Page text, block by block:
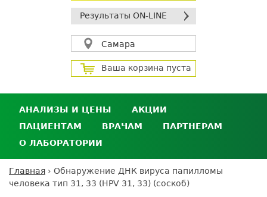
Результаты ON-LINE
Самара
Ваша корзина пуста
АНАЛИЗЫ И ЦЕНЫ
Анализы и цены
Где сдать анализы
Выезд на дом
Подготовка к анализам
АКЦИИ
ПАЦИЕНТАМ
Личный кабинет пациента
Дисконтная программа
ДМС
ВРАЧАМ
Сотрудничество
Экскурсия в
ПАРТНЕРАМ
кабинет
партнёра
О ЛАБОРАТОРИИ
Контроль качества
Вы
Главная › Обнаружение ДНК вируса папилломы
человека тип 31, 33 (HPV 31, 33) (соскоб)